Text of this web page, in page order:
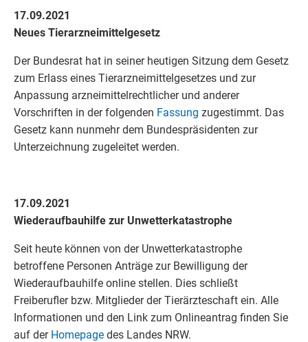
17.09.2021
Neues Tierarzneimittelgesetz
Der Bundesrat hat in seiner heutigen Sitzung dem Gesetz
zum Erlass eines Tierarzneimittelgesetzes und zur
Anpassung arzneimittelrechtlicher und anderer
Vorschriften in der folgenden Fassung zugestimmt. Das
Gesetz kann nunmehr dem Bundespräsidenten zur
Unterzeichnung zugeleitet werden.
17.09.2021
Wiederaufbauhilfe zur Unwetterkatastrophe
Seit heute können von der Unwetterkatastrophe
betroffene Personen Anträge zur Bewilligung der
Wiederaufbauhilfe online stellen. Dies schließt
Freiberufler bzw. Mitglieder der Tierärzteschaft ein. Alle
Informationen und den Link zum Onlineantrag finden Sie
auf der Homepage des Landes NRW.